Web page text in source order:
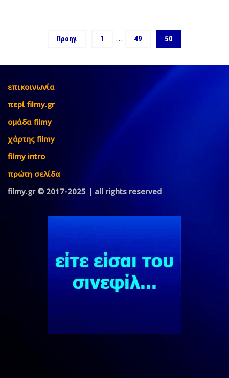
Προηγ. 1 … 49 50
επικοινωνία
περί filmy.gr
ομάδα filmy
χάρτης filmy
filmy intro
πρώτη σελίδα
filmy.gr © 2017-2025 | all rights reserved